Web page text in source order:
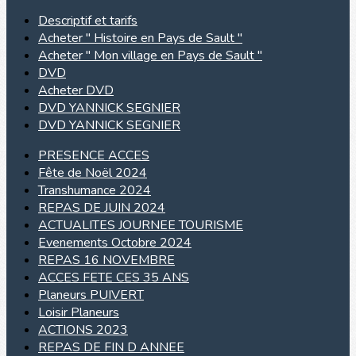
Descriptif et tarifs
Acheter " Histoire en Pays de Sault "
Acheter " Mon village en Pays de Sault "
DVD
Acheter DVD
DVD YANNICK SEGNIER
DVD YANNICK SEGNIER
PRESENCE ACCES
Fête de Noël 2024
Transhumance 2024
REPAS DE JUIN 2024
ACTUALITES JOURNEE TOURISME
Evenements Octobre 2024
REPAS 16 NOVEMBRE
ACCES FETE CES 35 ANS
Planeurs PUIVERT
Loisir Planeurs
ACTIONS 2023
REPAS DE FIN D ANNEE